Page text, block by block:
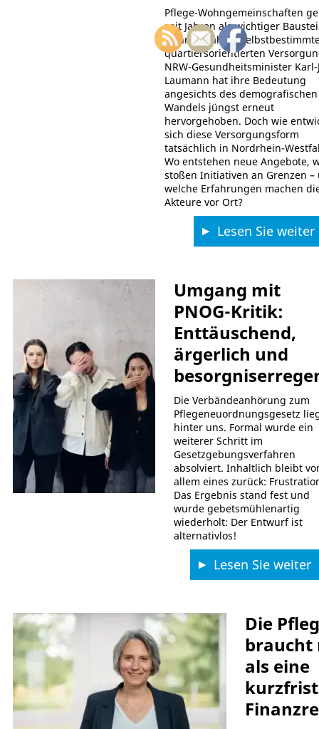
Pflege-Wohngemeinschaften
seit Jahren als wichtiger
wohnortnahen,
quartiersorientierten
NRW-Gesundheitsminister Karl-
Laumann hat ihre Bedeutung
angesichts des demografischen
Wandels jüngst erneut
hervorgehoben. Doch wie
sich diese Versorgungsform
tatsächlich in Nordrhein-
Wo entstehen neue Angebote,
stoßen Initiativen an Grenzen –
welche Erfahrungen machen
Akteure vor Ort?
Lesen Sie weiter
Umgang mit
PNOG-Kritik:
Enttäuschend,
ärgerlich und
Die Verbändeanhörung zum
Pflegeneuordnungsgesetz
hinter uns. Formal wurde ein
weiterer Schritt im
Gesetzgebungsverfahren
absolviert. Inhaltlich bleibt
allem eines zurück:
Das Ergebnis stand fest und
wurde gebetsmühlenartig
wiederholt: Der Entwurf ist
alternativlos!
Lesen Sie weiter
Die
braucht
als eine